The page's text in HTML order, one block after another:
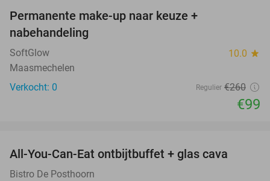
TODAY
Permanente make-up naar keuze +
nabehandeling
SoftGlow 10.0 star
Maasmechelen
Verkocht: 0
Regulier €260
€99
All-You-Can-Eat ontbijtbuffet + glas cava
Bistro De Posthoorn